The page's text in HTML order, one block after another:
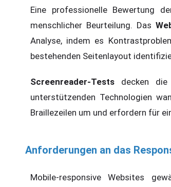
Eine professionelle Bewertung
menschlicher Beurteilung. Das
Analyse, indem es
bestehenden Seitenlayout
Screenreader-Tests decken die
unterstützenden Technologien
Braillezeilen um und erfordern für
Anforderungen an das
Mobile-responsive Websites